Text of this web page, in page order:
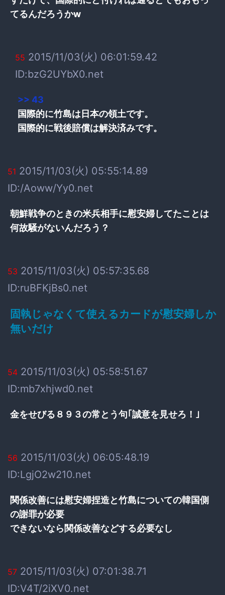
てるんだろうかw
55 2015/11/03(火) 06:01:59.42
ID:bzG2UYbX0.net
>> 43
国際的に竹島は日本の領土です。
国際的に戦後賠償は解決済みです。
51 2015/11/03(火) 05:55:14.89
ID:/Aoww/Yy0.net
朝鮮戦争のときの米兵相手に慰安婦してたことは
何故騒がないんだろう？
53 2015/11/03(火) 05:57:35.68
ID:ruBFKjBs0.net
固執じゃなくて使えるカードが慰安婦しか
無いだけ
54 2015/11/03(火) 05:58:51.67
ID:mb7xhjwd0.net
金をせびる８９３の常とう句｢誠意を見せろ！｣
56 2015/11/03(火) 06:05:48.19
ID:LgjO2w210.net
関係改善には慰安婦捏造と竹島についての韓国側
の謝罪が必要
できないなら関係改善などする必要なし
57 2015/11/03(火) 07:01:38.71
ID:V4T/2iXV0.net